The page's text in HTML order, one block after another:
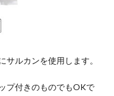
サルカンを使用します。
プ付きのものでもOKで